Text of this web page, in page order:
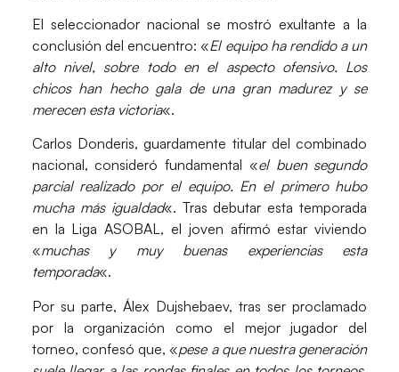
El seleccionador nacional se mostró exultante a la
conclusión del encuentro: «El equipo ha rendido a un
alto nivel, sobre todo en el aspecto ofensivo. Los
chicos han hecho gala de una gran madurez y se
merecen esta victoria«.
Carlos Donderis, guardamente titular del combinado
nacional, consideró fundamental «el buen segundo
parcial realizado por el equipo. En el primero hubo
mucha más igualdad«. Tras debutar esta temporada
en la Liga ASOBAL, el joven afirmó estar viviendo
«muchas y muy buenas experiencias esta
temporada«.
Por su parte, Álex Dujshebaev, tras ser proclamado
por la organización como el mejor jugador del
torneo, confesó que, «pese a que nuestra generación